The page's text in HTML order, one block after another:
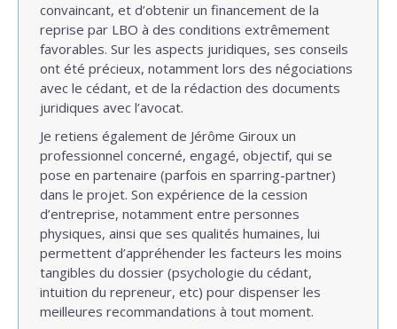
convaincant, et d’obtenir un financement de la
reprise par LBO à des conditions extrêmement
favorables. Sur les aspects juridiques, ses conseils
ont été précieux, notamment lors des négociations
avec le cédant, et de la rédaction des documents
juridiques avec l’avocat.
Je retiens également de Jérôme Giroux un
professionnel concerné, engagé, objectif, qui se
pose en partenaire (parfois en sparring-partner)
dans le projet. Son expérience de la cession
d’entreprise, notamment entre personnes
physiques, ainsi que ses qualités humaines, lui
permettent d’appréhender les facteurs les moins
tangibles du dossier (psychologie du cédant,
intuition du repreneur, etc) pour dispenser les
meilleures recommandations à tout moment.